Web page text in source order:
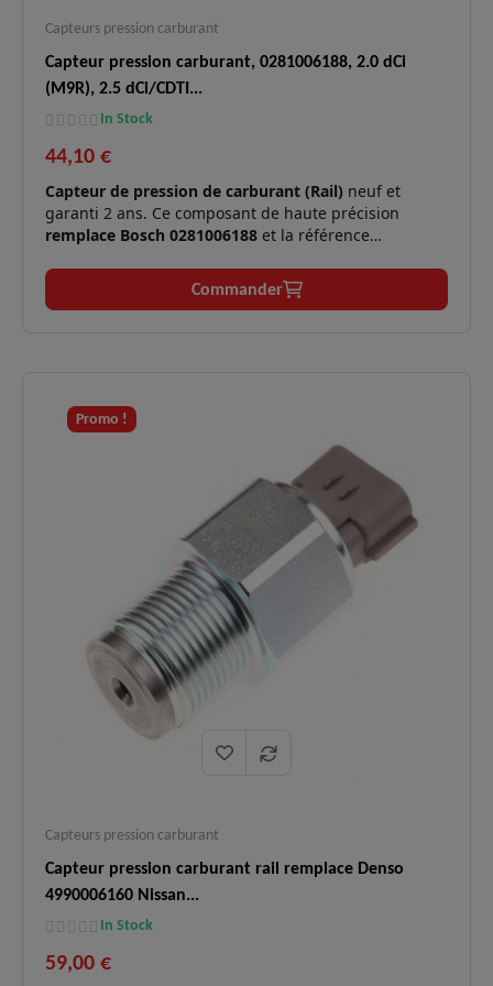
Capteurs pression carburant
Capteur pression carburant, 0281006188, 2.0 dCi
(M9R), 2.5 dCi/CDTI...
In Stock
44,10 €
Capteur de pression de carburant (Rail) neuf et
garanti 2 ans. Ce composant de haute précision
remplace Bosch 0281006188 et la référence
critique de la pression dans la rampe commune pour
les motorisations 2.0 dCi, 2.5 dCi/CDTI et 3.0 dCi.
Symptômes
résolus :
instable ou voyant injection allumé.
Se monte sur une large gamme de
rampes Bosch et Renault (voir liste
détaillée).
En stock, expédition immédiate,
livraison express 48h.
Commander
Promo !
Capteurs pression carburant
Capteur pression carburant rail remplace Denso
4990006160 Nissan...
In Stock
59,00 €